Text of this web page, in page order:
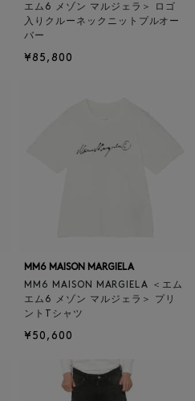
エム6 メゾン マルジェラ＞ ロゴ
入りクルーネックニットプルオー
バー
¥85,800
MM6 MAISON MARGIELA
MM6 MAISON MARGIELA ＜エム
エム6 メゾン マルジェラ＞ プリ
ントTシャツ
¥50,600